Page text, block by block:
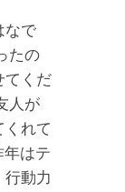
なで
たの
てくだ
人が
くれて
年はテ
行動力